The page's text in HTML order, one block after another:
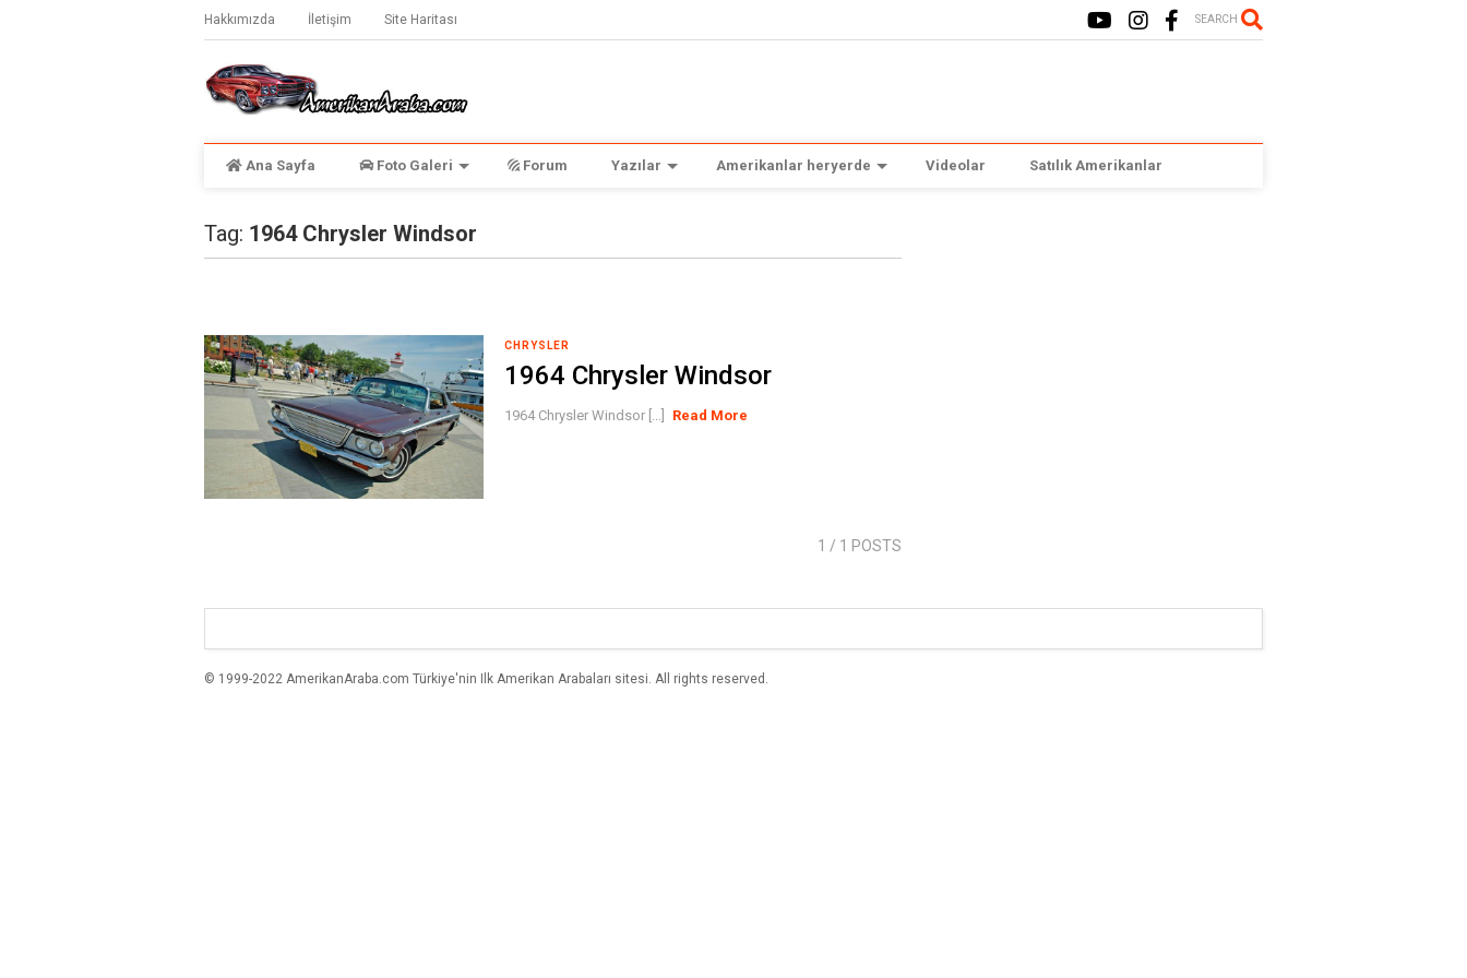
Hakkımızda İletişim Site Haritası SEARCH
Ana Sayfa Foto Galeri Forum Yazılar Amerikanlar heryerde Videolar Satılık Amerikanlar
Tag: 1964 Chrysler Windsor
CHRYSLER
1964 Chrysler Windsor
1964 Chrysler Windsor [...] Read More
1 / 1 POSTS
© 1999-2022 AmerikanAraba.com Türkiye'nin Ilk Amerikan Arabaları sitesi. All rights reserved.